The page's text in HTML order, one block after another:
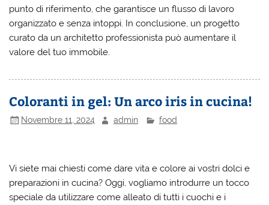
punto di riferimento, che garantisce un flusso di lavoro
organizzato e senza intoppi. In conclusione, un progetto
curato da un architetto professionista può aumentare il
valore del tuo immobile.
Coloranti in gel: Un arco iris in cucina!
Novembre 11, 2024 admin food
Vi siete mai chiesti come dare vita e colore ai vostri dolci e
preparazioni in cucina? Oggi, vogliamo introdurre un tocco
speciale da utilizzare come alleato di tutti i cuochi e i